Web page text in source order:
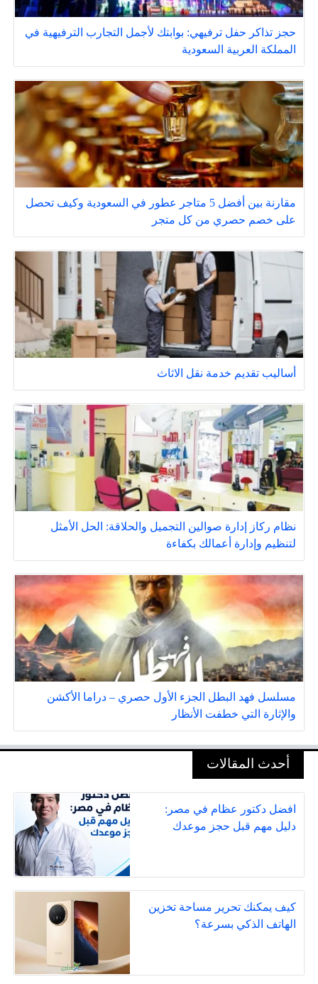
حجز تذاكر حفل ترفيهي: بوابتك لأجمل التجارب الترفيهية في
المملكة العربية السعودية
مقارنة بين أفضل 5 متاجر عطور في السعودية وكيف تحصل
على خصم حصري من كل متجر
أساليب تقديم خدمة نقل الاثاث
نظام ركاز إدارة صوالين التجميل والحلاقة: الحل الأمثل
لتنظيم وإدارة أعمالك بكفاءة
مسلسل فهد البطل الجزء الأول حصري – دراما الأكشن
والإثارة التي خطفت الأنظار
أحدث المقالات
افضل دكتور عظام في مصر:
دليل مهم قبل حجز موعدك
كيف يمكنك تحرير مساحة تخزين
الهاتف الذكي بسرعة؟